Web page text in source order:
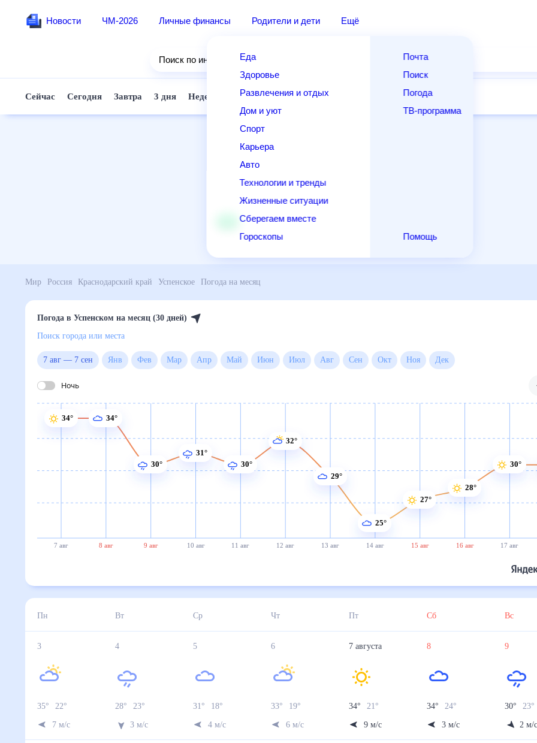
Новости ЧМ-2026 Личные финансы Родители и дети Ещё
Еда
Здоровье
Развлечения и отдых
Дом и уют
Спорт
Карьера
Авто
Технологии и тренды
Жизненные ситуации
Сберегаем вместе
Гороскопы
Почта
Поиск
Погода
ТВ-программа
Помощь
Поиск по интернету
Сейчас Сегодня Завтра 3 дня Неделя 10 дней 14 дней Выходные
Мир Россия Краснодарский край Успенское Погода на месяц
Погода в Успенском на месяц (30 дней)
Поиск города или места
7 авг — 7 сен Янв Фев Мар Апр Май Июн Июл Авг Сен Окт Ноя Дек
Ночь
7 авг 8 авг 9 авг 10 авг 11 авг 12 авг 13 авг 14 авг 15 авг 16 авг 17 авг
34° 34°
30°
31°
30°
32°
29°
25°
27°
28°
30°
Пн Вт Ср Чт Пт Сб Вс
3
35° 22°
7 м/с
4
28° 23°
3 м/с
5
31° 18°
4 м/с
6
33° 19°
6 м/с
7 августа
34° 21°
9 м/с
8
34° 24°
3 м/с
9
30° 23°
2 м/с